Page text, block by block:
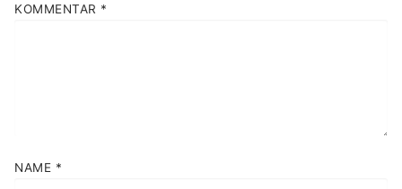
KOMMENTAR *
NAME *